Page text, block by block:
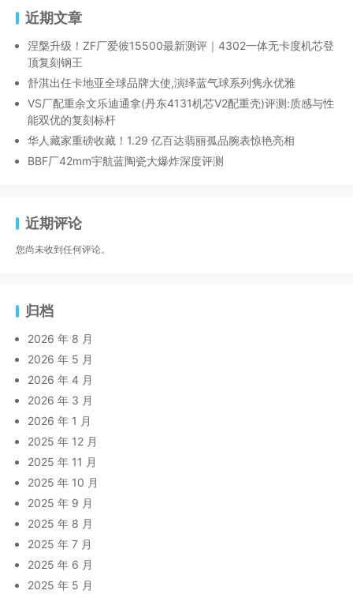
近期文章
涅槃升级！ZF厂爱彼15500最新测评｜4302一体无卡度机芯登
顶复刻钢王
舒淇出任卡地亚全球品牌大使,演绎蓝气球系列隽永优雅
VS厂配重余文乐迪通拿(丹东4131机芯V2配重壳)评测:质感与性
能双优的复刻标杆
华人藏家重磅收藏！1.29 亿百达翡丽孤品腕表惊艳亮相
BBF厂42mm宇航蓝陶瓷大爆炸深度评测
近期评论
您尚未收到任何评论。
归档
2026 年 8 月
2026 年 5 月
2026 年 4 月
2026 年 3 月
2026 年 1 月
2025 年 12 月
2025 年 11 月
2025 年 10 月
2025 年 9 月
2025 年 8 月
2025 年 7 月
2025 年 6 月
2025 年 5 月